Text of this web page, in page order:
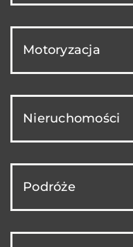
Motoryzacja
Nieruchomości
Podróże